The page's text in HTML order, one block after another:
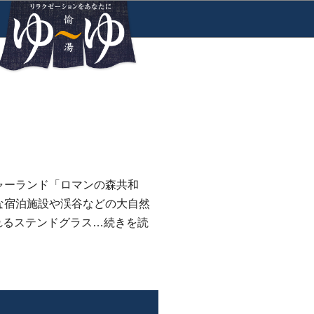
ランド「ロマンの森共和
泊施設や渓谷などの大自然
るステンドグラス…続きを読